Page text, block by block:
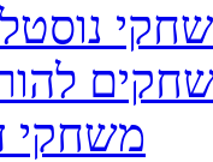
משחקי